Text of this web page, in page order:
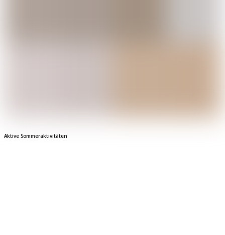
Aktive Sommeraktivitäten